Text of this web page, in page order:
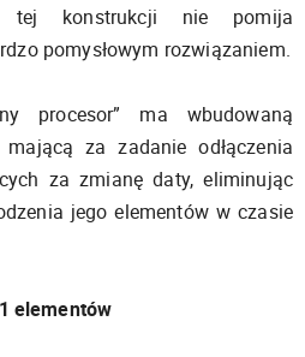
tej konstrukcji nie pomija
pomysłowym rozwiązaniem.
procesor” ma wbudowaną
za zadanie odłączenia
za zmianę daty, eliminując
jego elementów w czasie
elementów